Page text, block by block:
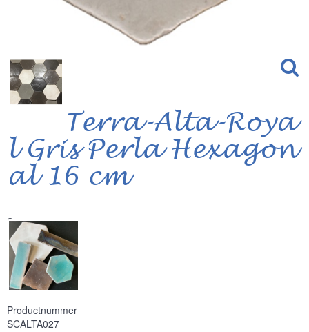
Terra-Alta-Roya
l Gris Perla Hexagon
al 16 cm
Serie
Productnummer
SCALTA027